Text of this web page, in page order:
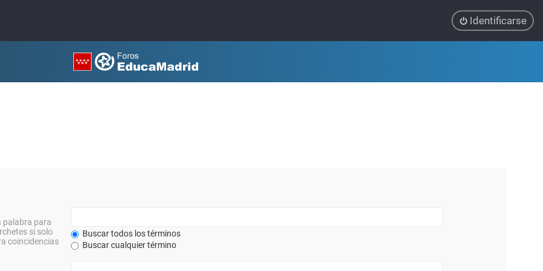
Identificarse
palabra para
si solo
coincidencias
Buscar todos los términos
Buscar cualquier término